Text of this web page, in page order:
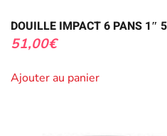
DOUILLE IMPACT 6 PANS 1″
51,00€
Ajouter au panier